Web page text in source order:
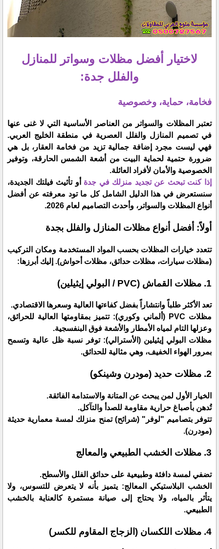
لاختيار أفضل مظلات وسواتر للمنازل
والفلل جدة:
فخامة، حماية، وخصوصية
​تعتبر المظلات والسواتر من العناصر الأساسية التي لا غنى عنها
في تصميم المنازل والفلل العصرية في منطقة الخليج العربي.
فهي ليست مجرد إضافة جمالية تزيد من فخامة العقار، بل هي
ضرورة حتمية لحماية البيت من أشعة الشمس الحارقة، وتوفير
الخصوصية والأمان لأفراد العائلة.
​إذا كنت تبحث عن تجديد منزلك في جدة أو تأثيث فيلتك الجديدة،
سنستعرض في هذا الدليل الشامل كل ما تود معرفته عن أفضل
أنواع المظلات والسواتر، وأحدث التصاميم لعام 2026.
​أولاً: أفضل أنواع مظلات المنازل والفلل بجدة
​تتعدد خيارات المظلات بحسب المواد المستخدمة ومكان التركيب
(مظلات سيارات، مظلات حدائق، مظلات أحواش). إليك أبرزها:
​1. مظلات القماش (PVC / البولي إيثيلين)
​تعد الأكثر طلباً وانتشاراً بفضل كفاءتها العالية وسعرها الاقتصادي.
​مظلات PVC (ألماني وكوري): تتميز بمقاومتها العالية للحرائق،
وعزلها التام لمياه الأمطار والأشعة فوق البنفسجية.
​مظلات البولي إيثيلين (الأسترالي): توفر نسبة ظل عالية وتسمح
بمرور الهواء الخفيف، وهي مثالية للحدائق.
​2. مظلات حديد (مودرن وشينكو)
​الخيار الأول لمن يبحث عن المتانة والاستدامة الفائقة.
​تُدهن بأصباغ حرارية مقاومة للصدأ والتآكل.
​تتوفر بتصاميم "لوفر" (شرائح) تمنح منزلك لمسة معمارية حديثة
(مودرن).
​3. مظلات الخشب الطبيعي والمعالج
​تضفي لمسة دافئة وطبيعية على حدائق الفلل والأسطح.
​الخشب البلاستيكي المعالج: يتميز بأنه لا يتعرض للتسوس، ولا
يتأثر بالمياه، ولا يحتاج إلى صيانة مستمرة كالعناية بالخشب
الطبيعي.
​4. مظلات اللكسان (الزجاج المقاوم للكسر)